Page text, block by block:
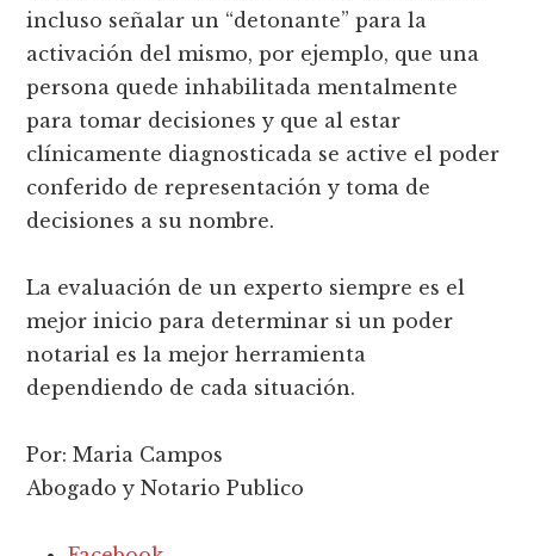
incluso señalar un “detonante” para la
activación del mismo, por ejemplo, que una
persona quede inhabilitada mentalmente
para tomar decisiones y que al estar
clínicamente diagnosticada se active el poder
conferido de representación y toma de
decisiones a su nombre.
La evaluación de un experto siempre es el
mejor inicio para determinar si un poder
notarial es la mejor herramienta
dependiendo de cada situación.
Por: Maria Campos
Abogado y Notario Publico